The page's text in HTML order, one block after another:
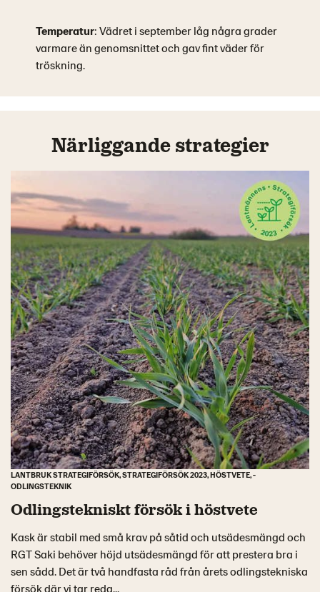
Temperatur: Vädret i september låg några grader
varmare än genomsnittet och gav fint väder för
tröskning.
Närliggande strategier
LANTBRUK STRATEGIFÖRSÖK, STRATEGIFÖRSÖK 2023, HÖSTVETE, -
ODLINGSTEKNIK
Odlingstekniskt försök i höstvete
Kask är stabil med små krav på såtid och utsädesmängd och
RGT Saki behöver höjd utsädesmängd för att prestera bra i
sen sådd. Det är två handfasta råd från årets odlingstekniska
försök där vi tar reda...